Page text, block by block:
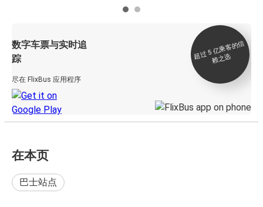
数字车票与实时追
踪
尽在 FlixBus 应用程序
超
过 5
亿
乘
客
的
信
赖
之
选
在本页
巴士站点